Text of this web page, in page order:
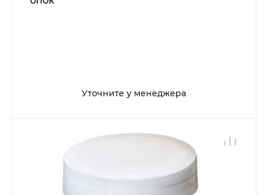
Уточните у менеджера